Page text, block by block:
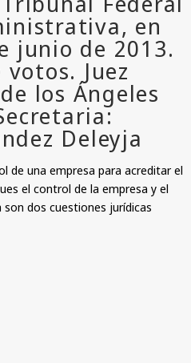
de una empresa para acreditar el
el control de la empresa y el
dos cuestiones jurídicas